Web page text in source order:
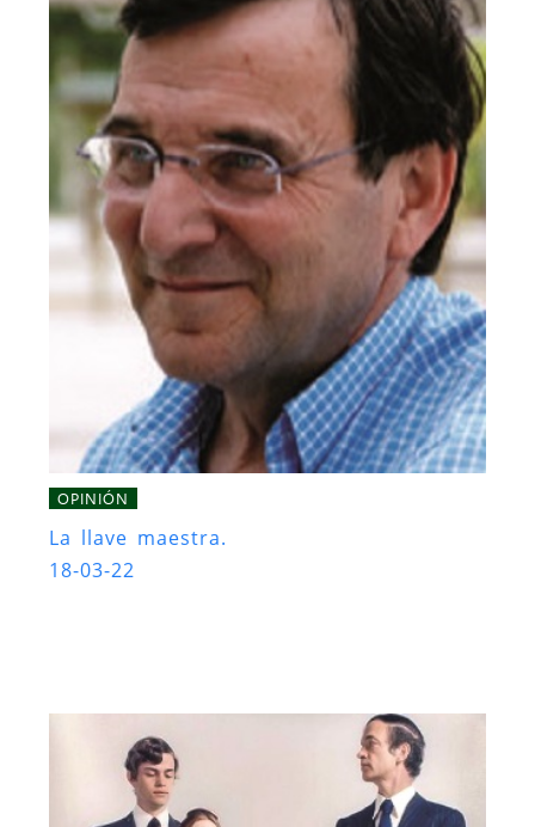
OPINIÓN
La llave maestra.
18-03-22